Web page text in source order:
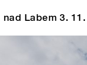
Labem 3.